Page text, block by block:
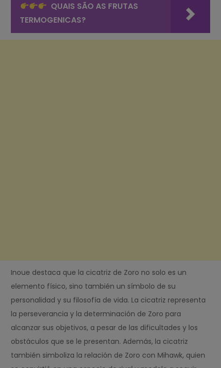
QUAIS SÃO AS FRUTAS
TERMOGENICAS?
Inoue destaca que la cicatriz de Zoro no solo es un
elemento físico, sino también un símbolo de su
personalidad y su filosofía de vida. La cicatriz representa
la perseverancia y la determinación de Zoro para
alcanzar sus objetivos, a pesar de las dificultades y los
obstáculos que se le presentan. Además, la cicatriz
también simboliza la relación de Zoro con Mihawk, quien